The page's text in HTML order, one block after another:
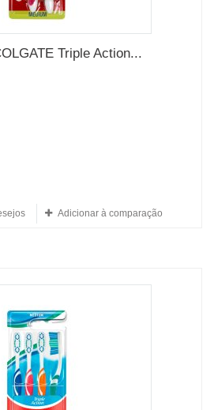
Triple Action...
Adicionar à comparação